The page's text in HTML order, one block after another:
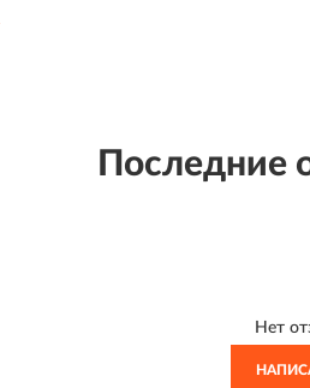
Последние
Нет